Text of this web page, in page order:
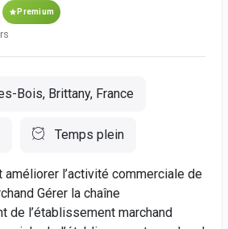
Premium
Bois, Brittany, France
Temps plein
améliorer l’activité commerciale de
Gérer la chaîne
de l’établissement marchand